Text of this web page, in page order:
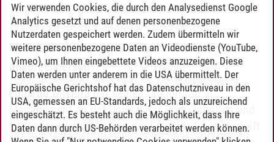
PORTUGAL
Ansprechperson:Eduardo Oliveira, PhD
Eduardo Oliveirahat seinen Doktorgrad in
Management an der Universität Porto erhalten und
ist Vorstandsmitglied an der Fakultät für Wirtschaft
Wir verwenden Cookies, die durch den Analysedienst Google
Analytics gesetzt und auf denen personenbezogene
Nutzerdaten gespeichert werden. Zudem übermitteln wir
weitere personenbezogene Daten an Videodienste (YouTube,
Vimeo), um Ihnen eingebettete Videos anzuzeigen. Diese
Daten werden unter anderem in die USA übermittelt. Der
Europäische Gerichtshof hat das Datenschutzniveau in den
USA, gemessen an EU-Standards, jedoch als unzureichend
eingeschätzt. Es besteht auch die Möglichkeit, dass Ihre
Daten dann durch US-Behörden verarbeitet werden können.